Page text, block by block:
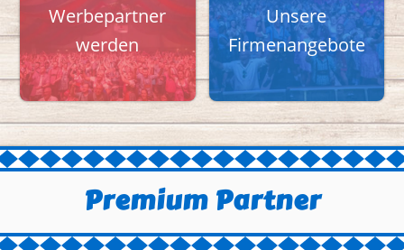
Werbepartner
werden
Unsere
Firmenangebote
Premium Partner